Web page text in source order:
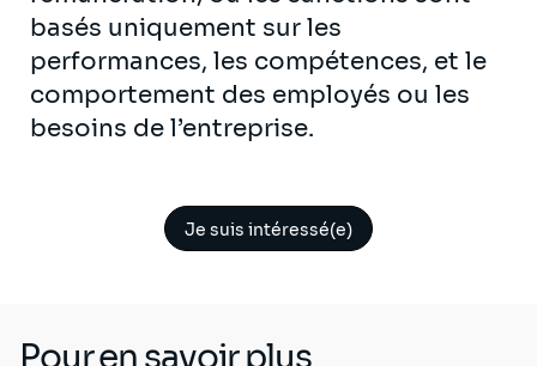
basés uniquement sur les
performances, les compétences, et le
comportement des employés ou les
besoins de l’entreprise.
Je suis intéressé(e)
Pour en savoir plus